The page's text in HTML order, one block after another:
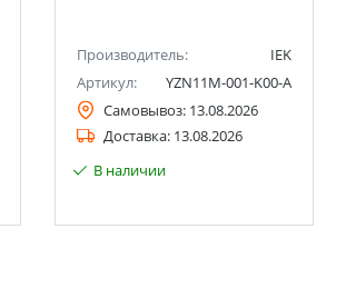
Производитель:
IEK
Артикул:
YZN11M-001-K00-A
Самовывоз: 13.08.2026
Доставка: 13.08.2026
В наличии